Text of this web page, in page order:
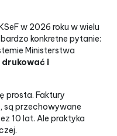
w 2026 roku w wielu
konkretne pytanie:
Ministerstwa
i
prosta. Faktury
są przechowywane
10 lat. Ale praktyka